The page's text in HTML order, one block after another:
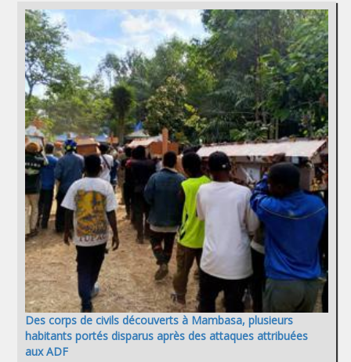
Des corps de civils découverts à Mambasa, plusieurs
habitants portés disparus après des attaques attribuées
aux ADF